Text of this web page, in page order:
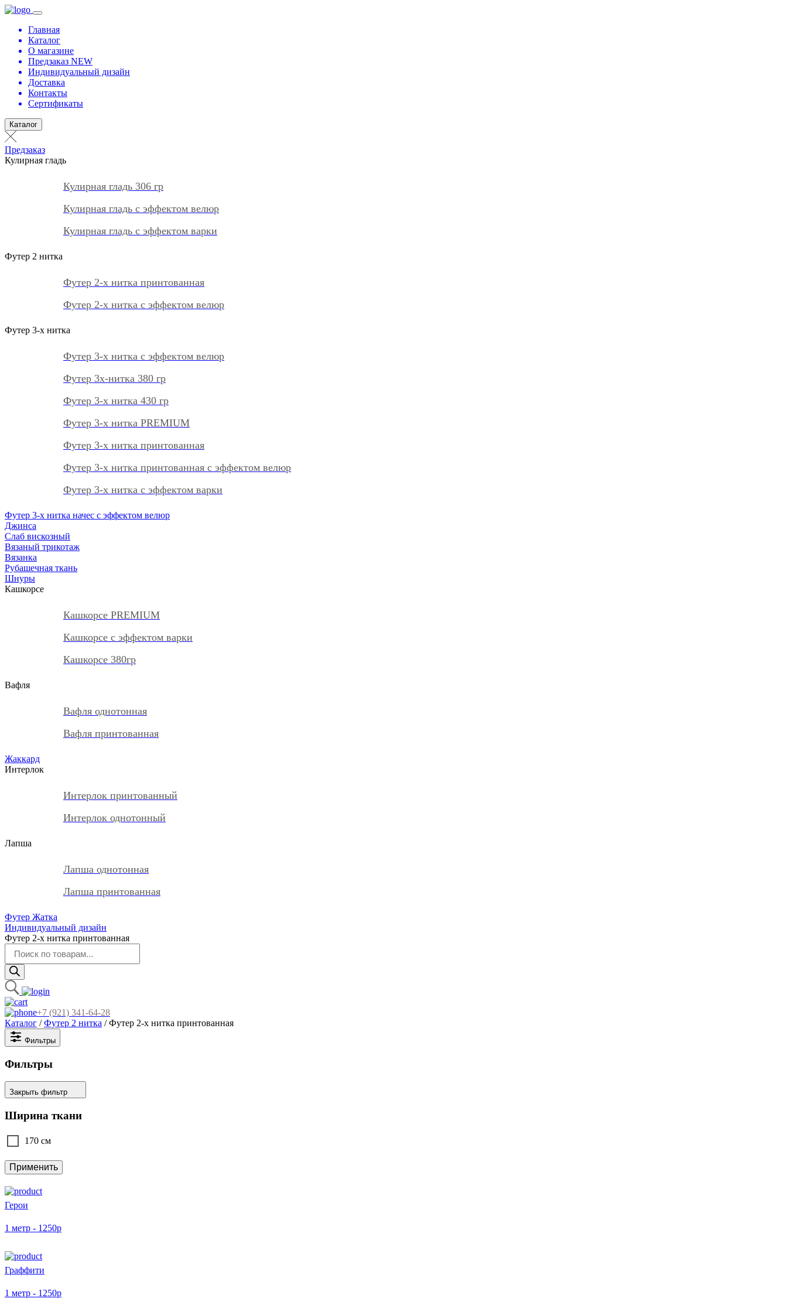
Главная
Каталог
О магазине
Предзаказ NEW
Индивидуальный дизайн
Доставка
Контакты
Сертификаты
Каталог
Предзаказ
Кулирная гладь
Кулирная гладь 306 гр
Кулирная гладь с эффектом велюр
Кулирная гладь с эффектом варки
Футер 2 нитка
Футер 2-х нитка принтованная
Футер 2-х нитка с эффектом велюр
Футер 3-х нитка
Футер 3-х нитка с эффектом велюр
Футер 3х-нитка 380 гр
Футер 3-х нитка 430 гр
Футер 3-х нитка PREMIUM
Футер 3-х нитка принтованная
Футер 3-х нитка принтованная с эффектом велюр
Футер 3-х нитка с эффектом варки
Футер 3-х нитка начес с эффектом велюр
Джинса
Слаб вискозный
Вязаный трикотаж
Вязанка
Рубашечная ткань
Шнуры
Кашкорсе
Кашкорсе PREMIUM
Кашкорсе с эффектом варки
Кашкорсе 380гр
Вафля
Вафля однотонная
Вафля принтованная
Жаккард
Интерлок
Интерлок принтованный
Интерлок однотонный
Лапша
Лапша однотонная
Лапша принтованная
Футер Жатка
Индивидуальный дизайн
Футер 2-х нитка принтованная
товаров
+7 (921) 341-64-28
Каталог /Футер 2 нитка / Футер 2-х нитка принтованная
Фильтры
Фильтры
Закрыть фильтр
Ширина ткани
170 см
Применить
Герои
1 метр - 1250р
Граффити
1 метр - 1250р